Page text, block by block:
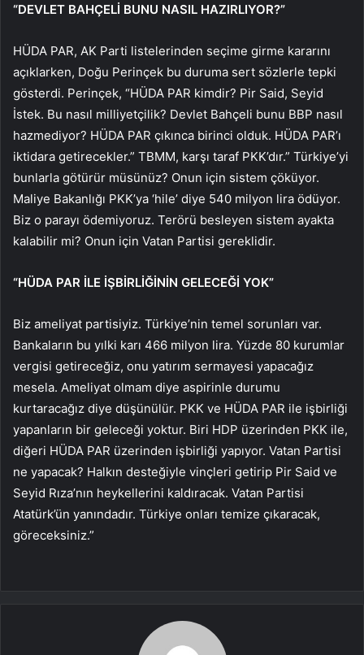
“DEVLET BAHÇELİ BUNU NASIL HAZIRLIYOR?”
HÜDA PAR, AK Parti listelerinden seçime girme kararını
açıklarken, Doğu Perinçek bu duruma sert sözlerle tepki
gösterdi. Perinçek, “HÜDA PAR kimdir? Pir Said, Seyid
İstek. Bu nasıl milliyetçilik? Devlet Bahçeli bunu BBP nasıl
hazmediyor? HÜDA PAR çıkınca birinci olduk. HÜDA PAR’ı
iktidara getirecekler.” TBMM, karşı taraf PKK’dır.” Türkiye’yi
bunlarla götürür müsünüz? Onun için sistem çöküyor.
Maliye Bakanlığı PKK’ya ‘hile’ diye 540 milyon lira ödüyor.
Biz o parayı ödemiyoruz. Terörü besleyen sistem ayakta
kalabilir mi? Onun için Vatan Partisi gereklidir.
“HÜDA PAR İLE İŞBİRLİĞİNİN GELECEĞİ YOK”
Biz ameliyat partisiyiz. Türkiye’nin temel sorunları var.
Bankaların bu yılki karı 466 milyon lira. Yüzde 80 kurumlar
vergisi getireceğiz, onu yatırım sermayesi yapacağız
mesela. Ameliyat olmam diye aspirinle durumu
kurtaracağız diye düşünülür. PKK ve HÜDA PAR ile işbirliği
yapanların bir geleceği yoktur. Biri HDP üzerinden PKK ile,
diğeri HÜDA PAR üzerinden işbirliği yapıyor. Vatan Partisi
ne yapacak? Halkın desteğiyle vinçleri getirip Pir Said ve
Seyid Rıza’nın heykellerini kaldıracak. Vatan Partisi
Atatürk’ün yanındadır. Türkiye onları temize çıkaracak,
göreceksiniz.”